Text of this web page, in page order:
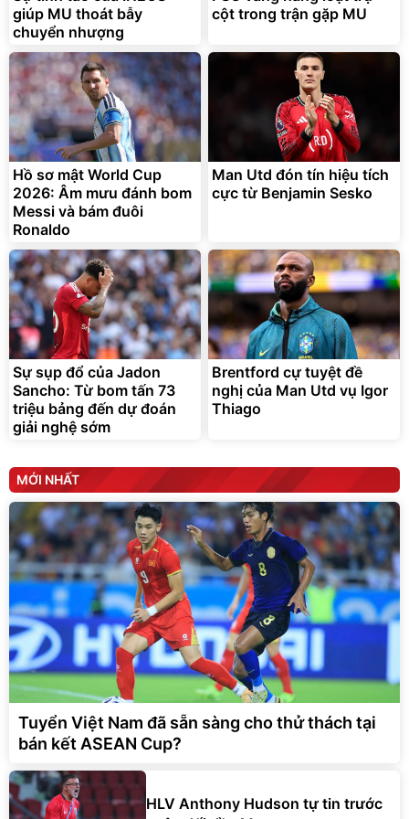
Bạt phủ xe ô tô cao cấp,
tráng nhôm 03 lớp
392.000đ
325.000đ
Đã bán nhiều
Xe đạp điện trợ lực G-
Force C14 gấp gọn bỏ cốp
7.092.000đ
Đang xem nhiều
giúp MU thoát bẫy
chuyển nhượng
cột trong trận gặp MU
Hồ sơ mật World Cup
2026: Âm mưu đánh bom
Messi và bám đuôi
Ronaldo
Man Utd đón tín hiệu tích
cực từ Benjamin Sesko
Sự sụp đổ của Jadon
Sancho: Từ bom tấn 73
triệu bảng đến dự đoán
giải nghệ sớm
Brentford cự tuyệt đề
nghị của Man Utd vụ Igor
Thiago
MỚI NHẤT
Tuyển Việt Nam đã sẵn sàng cho thử thách tại
bán kết ASEAN Cup?
HLV Anthony Hudson tự tin trước